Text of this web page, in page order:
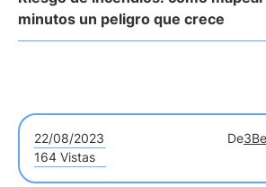
minutos un peligro que crece
22/08/2023 De
164 Vistas